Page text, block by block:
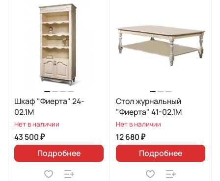
Шкаф "Фиерта" 24-
02.1М
Нет в наличии
43 500 ₽
Подробнее
Стол журнальный
"Фиерта" 41-02.1М
Нет в наличии
12 680 ₽
Подробнее